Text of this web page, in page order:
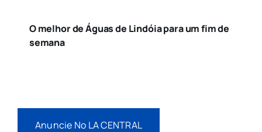
O melhor de Águas de Lindóia para um fim de
semana
Anuncie No LA CENTRAL